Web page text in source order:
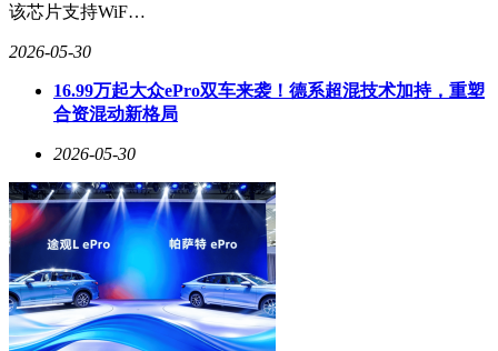
该芯片支持WiF…
2026-05-30
16.99万起大众ePro双车来袭！德系超混技术加持，重塑
合资混动新格局
2026-05-30